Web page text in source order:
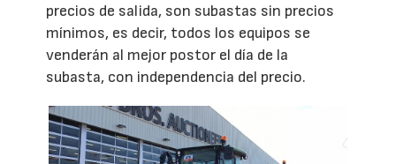
precios de salida, son subastas sin precios
mínimos, es decir, todos los equipos se
venderán al mejor postor el día de la
subasta, con independencia del precio.